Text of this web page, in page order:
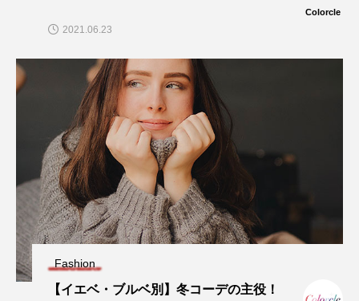
Colorcle
2021.06.23
Fashion
【イエベ・ブルベ別】冬コーデの主役！